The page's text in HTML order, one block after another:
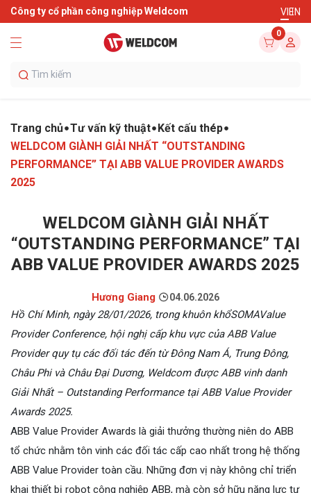
Công ty cổ phần công nghiệp Weldcom VIEN
0
Trang chủ Tư vấn kỹ thuật Kết cấu thép
WELDCOM GIÀNH GIẢI NHẤT “OUTSTANDING
PERFORMANCE” TẠI ABB VALUE PROVIDER AWARDS
2025
WELDCOM GIÀNH GIẢI NHẤT
“OUTSTANDING PERFORMANCE” TẠI
ABB VALUE PROVIDER AWARDS 2025
Hương Giang 04.06.2026
Hồ Chí Minh, ngày 28/01/2026, trong khuôn khổSOMAValue
Provider Conference, hội nghị cấp khu vực của ABB Value
Provider quy tụ các đối tác đến từ Đông Nam Á, Trung Đông,
Châu Phi và Châu Đại Dương, Weldcom được ABB vinh danh
Giải Nhất – Outstanding Performance tại ABB Value Provider
Awards 2025.
ABB Value Provider Awards là giải thưởng thường niên do ABB
tổ chức nhằm tôn vinh các đối tác cấp cao nhất trong hệ thống
ABB Value Provider toàn cầu. Những đơn vị này không chỉ triển
khai thiết bị robot công nghiệp ABB, mà còn sở hữu năng lực tư